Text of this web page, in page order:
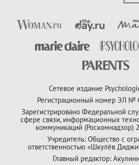
Сетевое издание
Регистрационный номер ЭЛ №
Зарегистрировано Федеральной
сфере связи, информационных
коммуникаций (Роскомнадзор)
Учредитель: Общество с
ответственностью «Шкулёв
Главный редактор: